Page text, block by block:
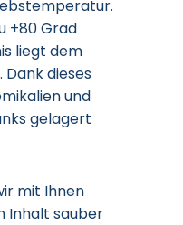
+80 Grad
liegt dem
dieses
und
gelagert
mit Ihnen
Inhalt sauber